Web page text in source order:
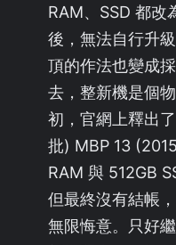
RAM、SSD 都改
後，無法自行升
頂的作法也變成
去，整新機是個
初，官網上釋出
批) MBP 13
RAM 與 512GB
但最終沒有結帳
無限悔意。只好